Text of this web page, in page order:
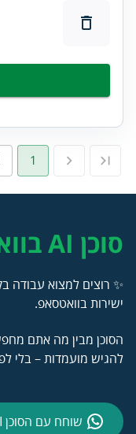
1
סוכן AI בוואטסאפ
✨ רוצים למצוא עבודה
ישירות בוואטסאפ.
הסוכן מבין מה אתם
להגיש מועמדות – בלי
שוחח עם הסוכן AI